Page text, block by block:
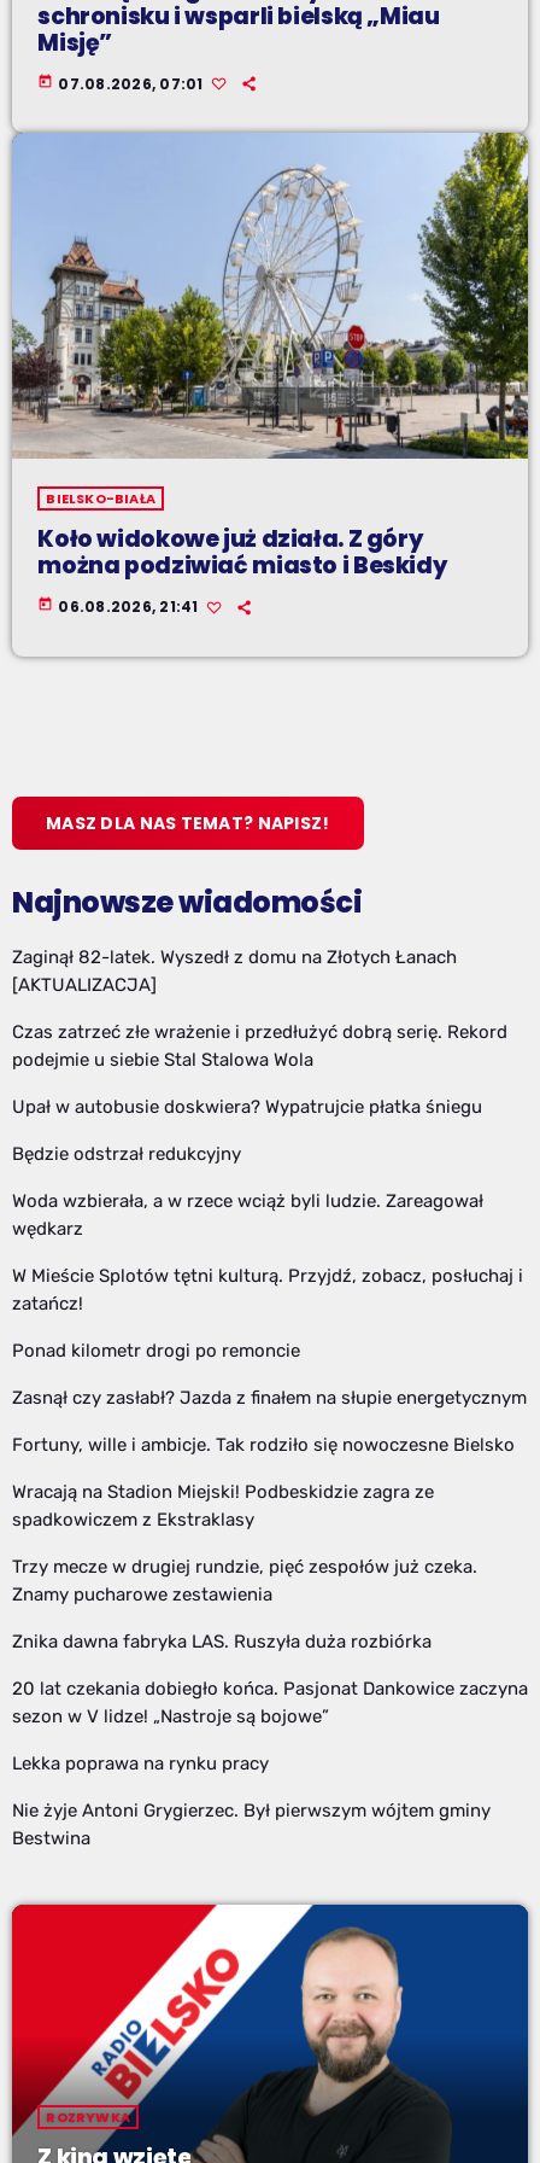
schronisku i wsparli bielską „Miau
Misję”
today 07.08.2026, 07:01
BIELSKO-BIAŁA
Koło widokowe już działa. Z góry
można podziwiać miasto i Beskidy
today 06.08.2026, 21:41
MASZ DLA NAS TEMAT? NAPISZ!
Najnowsze wiadomości
Zaginął 82-latek. Wyszedł z domu na Złotych Łanach
[AKTUALIZACJA]
Czas zatrzeć złe wrażenie i przedłużyć dobrą serię. Rekord
podejmie u siebie Stal Stalowa Wola
Upał w autobusie doskwiera? Wypatrujcie płatka śniegu
Będzie odstrzał redukcyjny
Woda wzbierała, a w rzece wciąż byli ludzie. Zareagował
wędkarz
W Mieście Splotów tętni kulturą. Przyjdź, zobacz, posłuchaj i
zatańcz!
Ponad kilometr drogi po remoncie
Zasnął czy zasłabł? Jazda z finałem na słupie energetycznym
Fortuny, wille i ambicje. Tak rodziło się nowoczesne Bielsko
Wracają na Stadion Miejski! Podbeskidzie zagra ze
spadkowiczem z Ekstraklasy
Trzy mecze w drugiej rundzie, pięć zespołów już czeka.
Znamy pucharowe zestawienia
Znika dawna fabryka LAS. Ruszyła duża rozbiórka
20 lat czekania dobiegło końca. Pasjonat Dankowice zaczyna
sezon w V lidze! „Nastroje są bojowe”
Lekka poprawa na rynku pracy
Nie żyje Antoni Grygierzec. Był pierwszym wójtem gminy
Bestwina
ROZRYWKA